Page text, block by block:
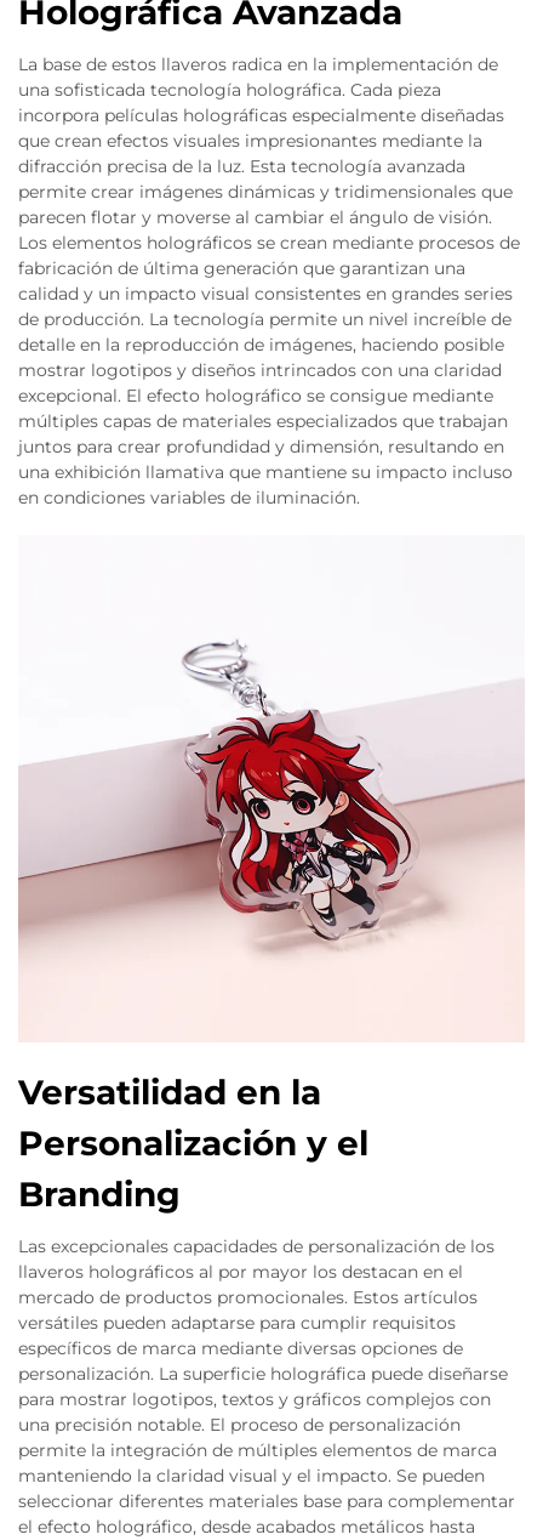
Holográfica Avanzada
La base de estos llaveros radica en la implementación de
una sofisticada tecnología holográfica. Cada pieza
incorpora películas holográficas especialmente diseñadas
que crean efectos visuales impresionantes mediante la
difracción precisa de la luz. Esta tecnología avanzada
permite crear imágenes dinámicas y tridimensionales que
parecen flotar y moverse al cambiar el ángulo de visión.
Los elementos holográficos se crean mediante procesos de
fabricación de última generación que garantizan una
calidad y un impacto visual consistentes en grandes series
de producción. La tecnología permite un nivel increíble de
detalle en la reproducción de imágenes, haciendo posible
mostrar logotipos y diseños intrincados con una claridad
excepcional. El efecto holográfico se consigue mediante
múltiples capas de materiales especializados que trabajan
juntos para crear profundidad y dimensión, resultando en
una exhibición llamativa que mantiene su impacto incluso
en condiciones variables de iluminación.
Versatilidad en la
Personalización y el
Branding
Las excepcionales capacidades de personalización de los
llaveros holográficos al por mayor los destacan en el
mercado de productos promocionales. Estos artículos
versátiles pueden adaptarse para cumplir requisitos
específicos de marca mediante diversas opciones de
personalización. La superficie holográfica puede diseñarse
para mostrar logotipos, textos y gráficos complejos con
una precisión notable. El proceso de personalización
permite la integración de múltiples elementos de marca
manteniendo la claridad visual y el impacto. Se pueden
seleccionar diferentes materiales base para complementar
el efecto holográfico, desde acabados metálicos hasta